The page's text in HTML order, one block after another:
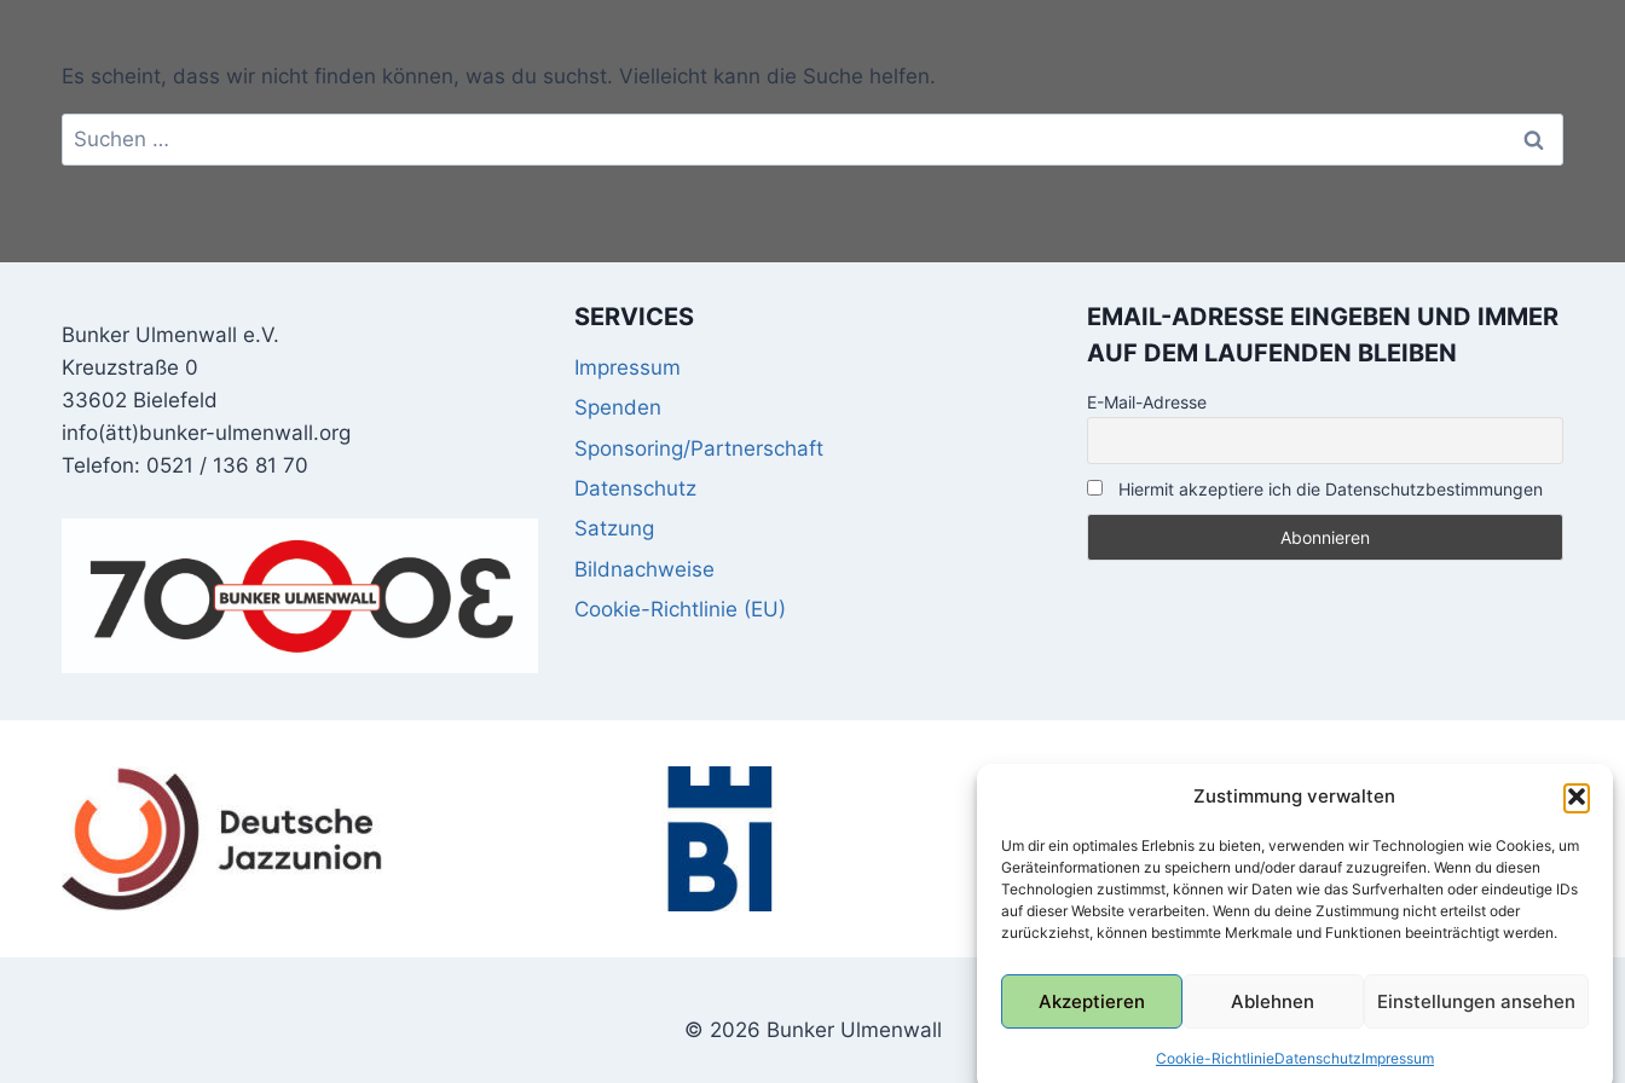
Zustimmung verwalten
Um dir ein optimales Erlebnis zu bieten, verwenden wir Technologien wie Cookies, um
Geräteinformationen zu speichern und/oder darauf zuzugreifen. Wenn du diesen
Technologien zustimmst, können wir Daten wie das Surfverhalten oder eindeutige IDs
auf dieser Website verarbeiten. Wenn du deine Zustimmung nicht erteilst oder
zurückziehst, können bestimmte Merkmale und Funktionen beeinträchtigt werden.
Akzeptieren Ablehnen Einstellungen ansehen
Cookie-RichtlinieDatenschutzImpressum
Es scheint, dass wir nicht finden können, was du suchst. Vielleicht kann die Suche helfen.
Suchen
nach:
Bunker Ulmenwall e.V.
Kreuzstraße 0
33602 Bielefeld
info(ätt)bunker-ulmenwall.org
Telefon: 0521 / 136 81 70
SERVICES
Impressum
Spenden
Sponsoring/Partnerschaft
Datenschutz
Satzung
Bildnachweise
Cookie-Richtlinie (EU)
EMAIL-ADRESSE EINGEBEN UND IMMER
AUF DEM LAUFENDEN BLEIBEN
E-Mail-Adresse
Hiermit akzeptiere ich die Datenschutzbestimmungen
© 2026 Bunker Ulmenwall